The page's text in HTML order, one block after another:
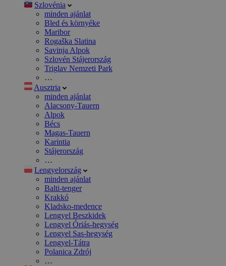
Szlovénia
minden ajánlat
Bled és környéke
Maribor
Rogaška Slatina
Savinja Alpok
Szlovén Stájerország
Triglav Nemzeti Park
…
Ausztria
minden ajánlat
Alacsony-Tauern
Alpok
Bécs
Magas-Tauern
Karintia
Stájerország
…
Lengyelország
minden ajánlat
Balti-tenger
Krakkó
Kladsko-medence
Lengyel Beszkidek
Lengyel Óriás-hegység
Lengyel Sas-hegység
Lengyel-Tátra
Polanica Zdrój
…